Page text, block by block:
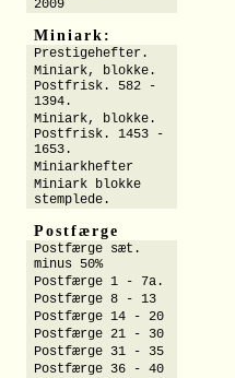
2009
Miniark:
Prestigehefter.
Miniark, blokke.
Postfrisk. 582 -
1394.
Miniark, blokke.
Postfrisk. 1453 -
1653.
Miniarkhefter
Miniark blokke
stemplede.
Postfærge
Postfærge sæt.
minus 50%
Postfærge 1 - 7a.
Postfærge 8 - 13
Postfærge 14 - 20
Postfærge 21 - 30
Postfærge 31 - 35
Postfærge 36 - 40